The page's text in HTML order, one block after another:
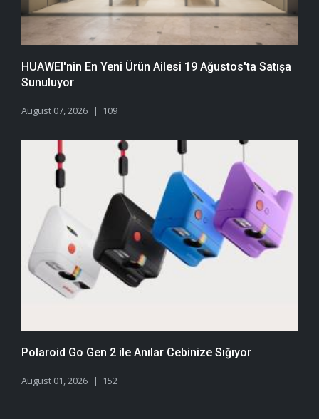
HUAWEI'nin En Yeni Ürün Ailesi 19 Ağustos'ta Satışa
Sunuluyor
August 07, 2026 109
Polaroid Go Gen 2 ile Anılar Cebinize Sığıyor
August 01, 2026 152